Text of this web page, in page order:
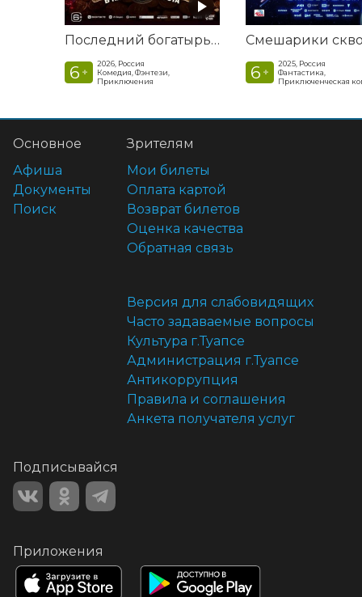
Последний богатырь. Колобок
6 +
2026, Россия
Комедия, Фэнтези,
Приключения
6 +
2025, Россия
Фантастика,
Приключенческая
Основное
Афиша
Документы
Поиск
Зрителям
Мои билеты
Оплата картой
Возврат билетов
Оценка качества
Обратная связь
Версия для слабовидящих
Часто задаваемые вопросы
Культура г.Туапсе
Администрация г.Туапсе
Антикоррупция
Правила и соглашения
Анкета получателя услуг
Подписывайся
Приложения